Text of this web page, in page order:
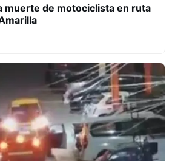
muerte de motociclista en ruta